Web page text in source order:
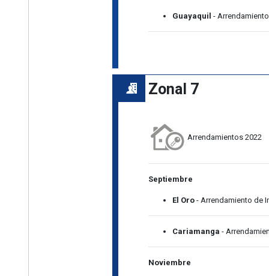
Guayaquil -
Zonal 7
Arrendamientos 2022
Septiembre
El Oro - Arrendamiento de
Cariamanga -
Noviembre